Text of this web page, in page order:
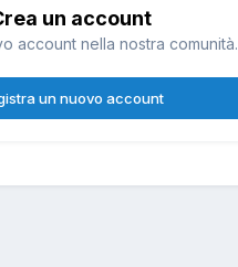
un account
account nella nostra
un nuovo account